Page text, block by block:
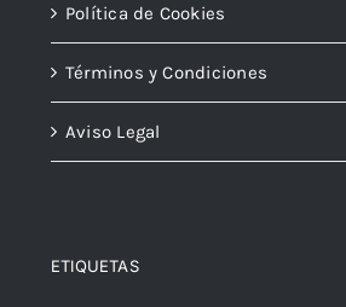
Política de Cookies
Términos y Condiciones
Aviso Legal
ETIQUETAS